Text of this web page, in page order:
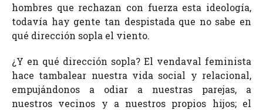
hombres que rechazan con fuerza esta ideología,
todavía hay gente tan despistada que no sabe en
qué dirección sopla el viento.
¿Y en qué dirección sopla? El vendaval feminista
hace tambalear nuestra vida social y relacional,
empujándonos a odiar a nuestras parejas, a
nuestros vecinos y a nuestros propios hijos; el